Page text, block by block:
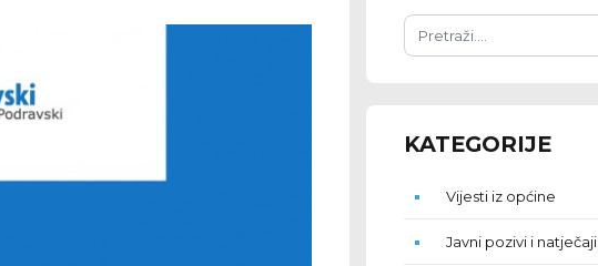
KATEGORIJE
Vijesti iz općine
Javni pozivi i natječaji